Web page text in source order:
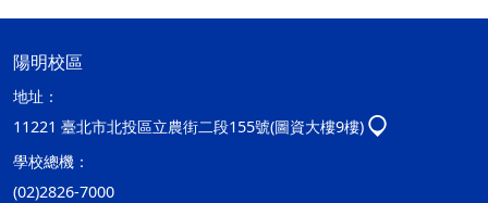
陽明校區
地址：
11221 臺北市北投區立農街二段155號(圖資大樓9樓)
學校總機：
(02)2826-7000